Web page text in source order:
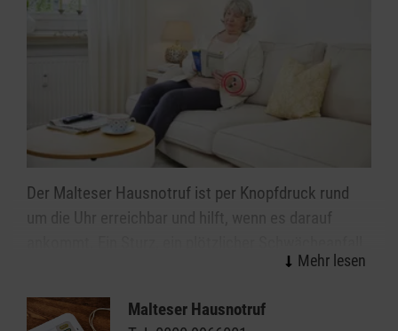
Der Malteser Hausnotruf ist per Knopfdruck rund
um die Uhr erreichbar und hilft, wenn es darauf
oder Schlimmeres – mit dem Alter steigt die Sorge
vor den kleinen oder großen Notfällen im Alltag. Wie
gut, wenn immer jemand da ist: Mit dem Malteser
Malteser Hausnotruf